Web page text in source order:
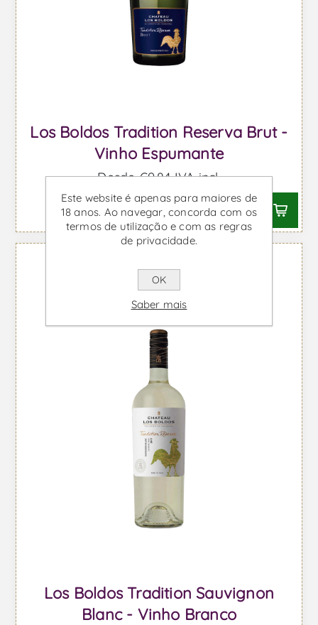
Los Boldos Tradition Reserva Brut -
Vinho Espumante
Desde €9,84 IVA incl.
Los Boldos Tradition Sauvignon
Blanc - Vinho Branco
Este website é apenas para maiores de
18 anos. Ao navegar, concorda com os
termos de utilização e com as regras
de privacidade.
OK
Saber mais